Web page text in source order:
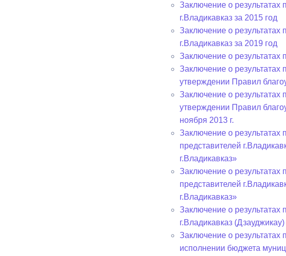
Муниципальный контроль
Заключение о
г.Владикавказ за 2015 год
Заключение о
г.Владикавказ за 2019 год
Заключение о результатах
Заключение о
утверждении Правил
Заключение о
утверждении Правил
ноября 2013 г.
Заключение о
представителей
г.Владикавказ»
Заключение о
представителей
г.Владикавказ»
Заключение о результатах
г.Владикавказ
Заключение о
исполнении бюджета